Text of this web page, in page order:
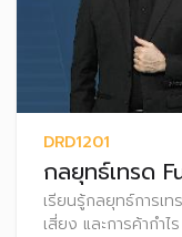
DRD1201
กลยุทธ์เทรด
เรียนรู้กลยุทธ์การเ
เสี่ยง และการค้ากํา